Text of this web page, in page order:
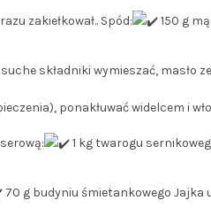
zakiełkował.. Spód: 150 g
składniki wymieszać, masło
ponakłuwać widelcem i
1 kg twarogu
70 g budyniu śmietankowego Jajka